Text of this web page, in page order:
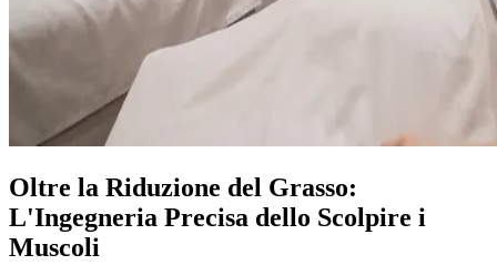
Oltre la Riduzione del Grasso:
L'Ingegneria Precisa dello Scolpire i
Muscoli